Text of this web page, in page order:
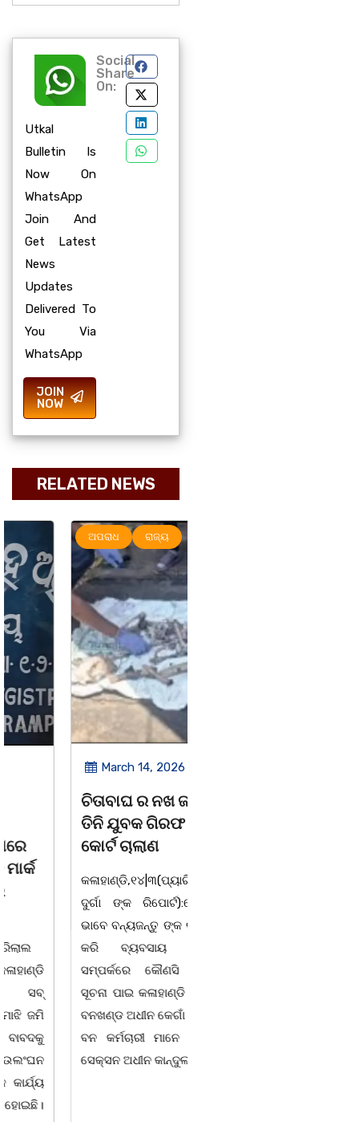
Utkal
Bulletin Is
Now On
WhatsApp
Join And
Get Latest
News
Updates
Delivered To
You Via
WhatsApp
JOIN
NOW
Social
Share
On:
RELATED NEWS
ରାଜ୍ୟ
March 14, 2026
ଚିତାବାଘ ର ନଖ ଜବତ
ତିନି ଯୁବକ ଗିରଫ ଓ
କୋର୍ଟ ଚାଲାଣ
କଳାହାଣ୍ଡି,୧୪|୩(ପ୍ୟାରିଲାଲ
ଦୁର୍ଗା ଙ୍କ ରିପୋର୍ଟ):ବେଆଇନ
ଭାବେ ବନ୍ୟଜନ୍ତୁ ଙ୍କ ର ଶିକାର
କରି ବ୍ୟବସାୟ ଚାଲୁଥିବା
ସମ୍ପର୍କରେ କୌଣସି ସୂତ୍ରରୁ
ସୂଚନା ପାଇ କଳାହାଣ୍ଡି ଉତ୍ତର
ବନଖଣ୍ଡ ଅଧୀନ କେଗାଁ ରେଞ୍ଜର
ବନ କର୍ମଚାରୀ ମାନେ ଗରଗାବ
ସେକ୍ସନ ଅଧୀନ କାନ୍ଦୁଲଝର